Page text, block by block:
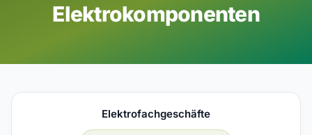
Elektrokomponenten
Elektrofachgeschäfte